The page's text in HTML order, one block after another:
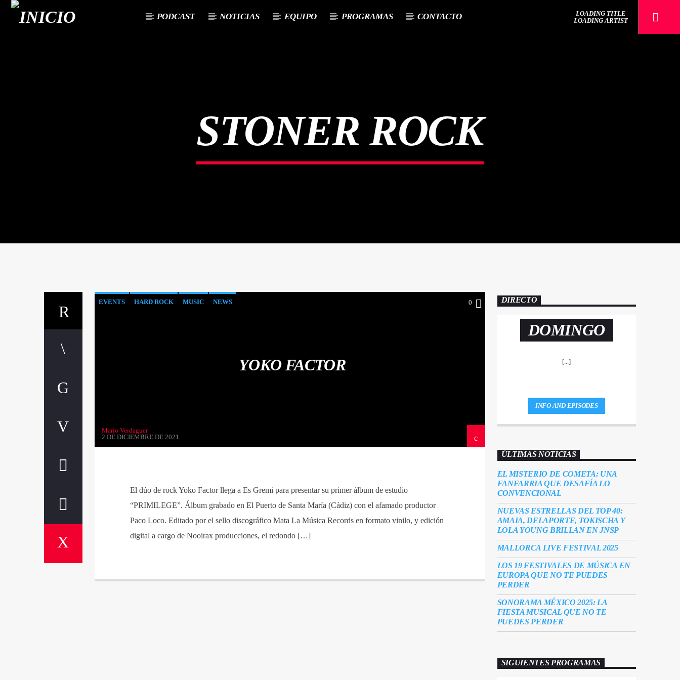
PODCAST NOTICIAS EQUIPO PROGRAMAS CONTACTO
LOADING TITLE
LOADING ARTIST
STONER ROCK
EVENTS HARD ROCK MUSIC NEWS 0
YOKO FACTOR
Mario Verdaguer
2 DE DICIEMBRE DE 2021
El dúo de rock Yoko Factor llega a Es Gremi para presentar su primer álbum de estudio
“PRIMILEGE”. Álbum grabado en El Puerto de Santa María (Cádiz) con el afamado productor
Paco Loco. Editado por el sello discográfico Mata La Música Records en formato vinilo, y edición
digital a cargo de Nooirax producciones, el redondo […]
DIRECTO
DOMINGO
[...]
INFO AND EPISODES
ÚLTIMAS NOTICIAS
EL MISTERIO DE COMETA: UNA
FANFARRIA QUE DESAFÍA LO
CONVENCIONAL
NUEVAS ESTRELLAS DEL TOP 40:
AMAIA, DELAPORTE, TOKISCHA Y
LOLA YOUNG BRILLAN EN JNSP
MALLORCA LIVE FESTIVAL 2025
LOS 19 FESTIVALES DE MÚSICA EN
EUROPA QUE NO TE PUEDES
PERDER
SONORAMA MÉXICO 2025: LA
FIESTA MUSICAL QUE NO TE
PUEDES PERDER
SIGUIENTES PROGRAMAS